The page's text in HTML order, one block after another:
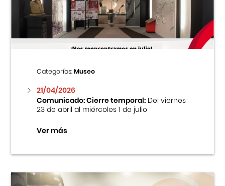
Centro Cultural Peruano Japonés
Museo de la Inmigración Japonesa
Fondo Editorial
Teatro Peruano Japonés
Categorías:Museo
21/04/2026
Comunicado: Cierre temporal:Del viernes
23 de abril al miércoles 1 de julio
Ver más